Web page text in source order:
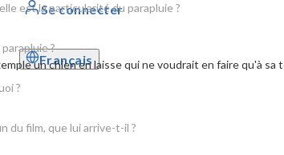
Se connecter
Français
est la particularité du parapluie ?
?
un chien en laisse qui ne voudrait en faire qu'à sa
?
du film, que lui arrive-t-il ?